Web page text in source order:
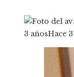
3 añosHace